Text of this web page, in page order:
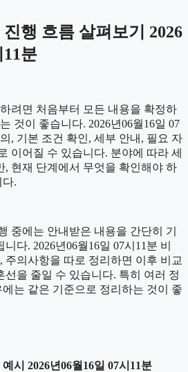
행 흐름 살펴보기 2026
11분
려면 처음부터 모든 내용을 확정하
것이 좋습니다. 2026년06월16일 07
, 기본 조건 확인, 세부 안내, 필요 자
이어질 수 있습니다. 분야에 따라 세
, 현재 단계에서 무엇을 확인해야 하
다.
중에는 안내받은 내용을 간단히 기
다. 2026년06월16일 07시11분 비
주의사항을 따로 정리하면 이후 비교
선을 줄일 수 있습니다. 특히 여러 정
는 같은 기준으로 정리하는 것이 좋
시 2026년06월16일 07시11분